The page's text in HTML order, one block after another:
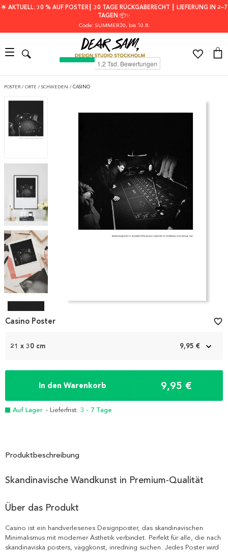
🌟 AKTUELL: 30 % AUF POSTER┃ 30 TAGE RÜCKGABERECHT ┃ LIEFERUNG IN 2–7
TAGEN 📦✨
Code: SUMMER30, bis 10.8.
POSTER / ORTE / SCHWEDEN / CASINO
1
21 x 30 cm 9,95 €
In den Warenkorb 9,95 €
Auf Lager - Lieferfrist: 3 - 7 Tage
Casino Poster favorite_border
Produktbeschreibung
Skandinavische Wandkunst in Premium-Qualität
Über das Produkt
Casino ist ein handverlesenes Designposter, das skandinavischen
Minimalismus mit moderner Ästhetik verbindet. Perfekt für alle, die nach
skandinaviska posters, väggkonst, inredning suchen. Jedes Poster wird